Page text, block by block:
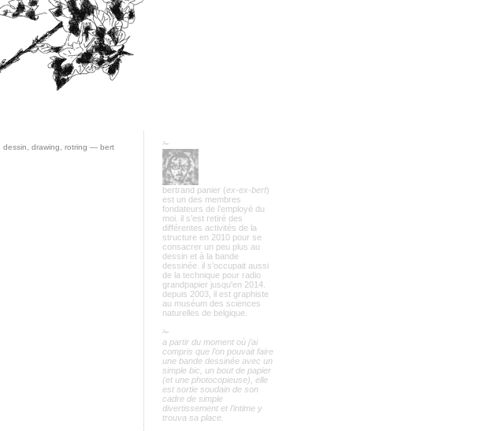
dessin drawing rotring — bert
✁
bertrand panier (ex-ex-bert)
est un des membres
fondateurs de l’employé du
moi. il s’est retiré des
différentes activités de la
structure en 2010 pour se
consacrer un peu plus au
dessin et à la bande
dessinée. il s’occupait aussi
de la technique pour radio
grandpapier jusqu'en 2014.
depuis 2003, il est graphiste
au muséum des sciences
naturelles de belgique.
✁
a partir du moment où j’ai
compris que l’on pouvait faire
une bande dessinée avec un
simple bic, un bout de papier
(et une photocopieuse), elle
est sortie soudain de son
cadre de simple
divertissement et l’intime y
trouva sa place.